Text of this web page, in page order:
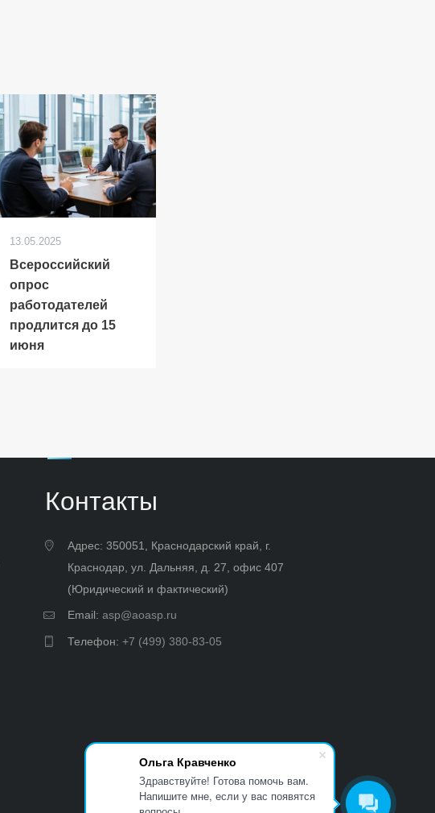
Ольга Кравченко
Здравствуйте! Готова помочь вам.
Напишите мне, если у вас появятся
13.05.2025
Всероссийский
опрос
работодателей
продлится до 15
июня
Контакты
Адрес: 350051, Краснодарский край, г.
Краснодар, ул. Дальняя, д. 27, офис 407
(Юридический и фактический)
Email: asp@aoasp.ru
Телефон: +7 (499) 380-83-05